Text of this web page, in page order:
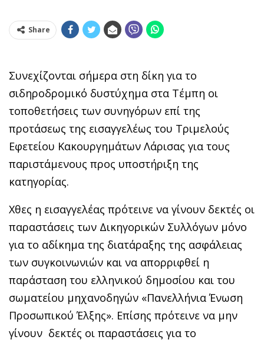
Share
Συνεχίζονται σήμερα στη δίκη για το
σιδηροδρομικό δυστύχημα στα Τέμπη οι
τοποθετήσεις των συνηγόρων επί της
προτάσεως της εισαγγελέως του Τριμελούς
Εφετείου Κακουργημάτων Λάρισας για τους
παριστάμενους προς υποστήριξη της
κατηγορίας.
Χθες η εισαγγελέας πρότεινε να γίνουν δεκτές οι
παραστάσεις των Δικηγορικών Συλλόγων μόνο
για το αδίκημα της διατάραξης της ασφάλειας
των συγκοινωνιών και να απορριφθεί η
παράσταση του ελληνικού δημοσίου και του
σωματείου μηχανοδηγών «Πανελλήνια Ένωση
Προσωπικού Έλξης». Επίσης πρότεινε να μην
γίνουν δεκτές οι παραστάσεις για το